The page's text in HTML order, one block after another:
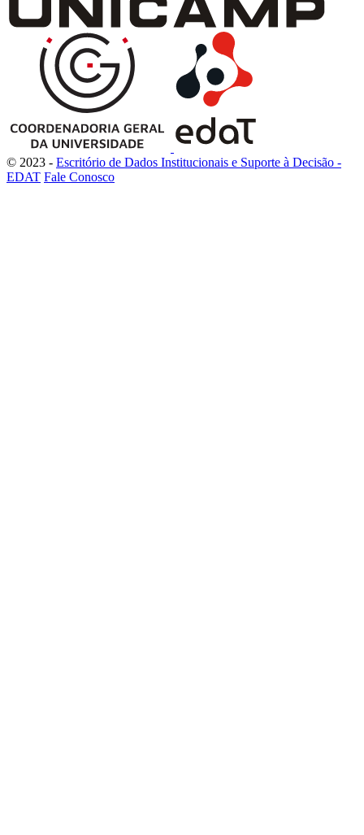
© 2023 - Escritório de Dados Institucionais e Suporte à Decisão -
EDAT Fale Conosco